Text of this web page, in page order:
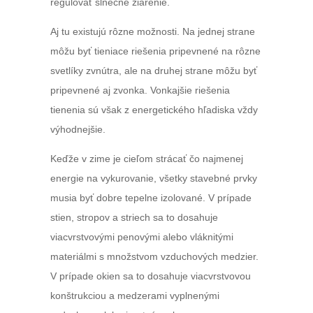
Aj tu existujú rôzne možnosti. Na jednej strane
môžu byť tieniace riešenia pripevnené na rôzne
svetlíky zvnútra, ale na druhej strane môžu byť
pripevnené aj zvonka. Vonkajšie riešenia
tienenia sú však z energetického hľadiska vždy
výhodnejšie.
Keďže v zime je cieľom strácať čo najmenej
energie na vykurovanie, všetky stavebné prvky
musia byť dobre tepelne izolované. V prípade
stien, stropov a striech sa to dosahuje
viacvrstvovými penovými alebo vláknitými
materiálmi s množstvom vzduchových medzier.
V prípade okien sa to dosahuje viacvrstvovou
konštrukciou a medzerami vyplnenými